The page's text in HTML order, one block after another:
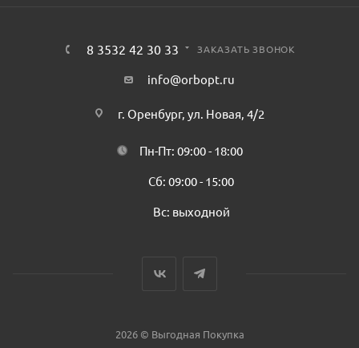
8 3532 42 30 33 ЗАКАЗАТЬ ЗВОНОК
info@orbopt.ru
г. Оренбург, ул. Новая, 4/2
Пн-Пт: 09:00 - 18:00
Сб: 09:00 - 15:00
Вс: выходной
2026 © Выгодная Покупка